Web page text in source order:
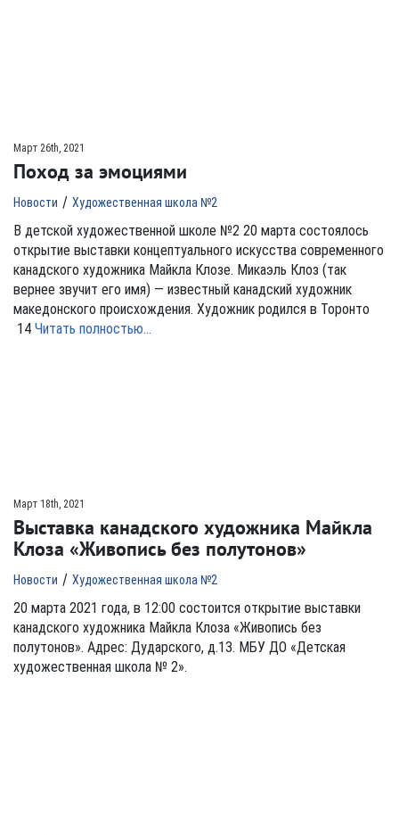
Март 26th, 2021
Поход за эмоциями
Новости / Художественная школа №2
В детской художественной школе №2 20 марта состоялось
открытие выставки концептуального искусства современного
канадского художника Майкла Клозе. Микаэль Клоз (так
вернее звучит его имя) — известный канадский художник
македонского происхождения. Художник родился в Торонто
14 Читать полностью…
Март 18th, 2021
Выставка канадского художника Майкла
Клоза «Живопись без полутонов»
Новости / Художественная школа №2
20 марта 2021 года, в 12:00 состоится открытие выставки
канадского художника Майкла Клоза «Живопись без
полутонов». Адрес: Дударского, д.13. МБУ ДО «Детская
художественная школа № 2».